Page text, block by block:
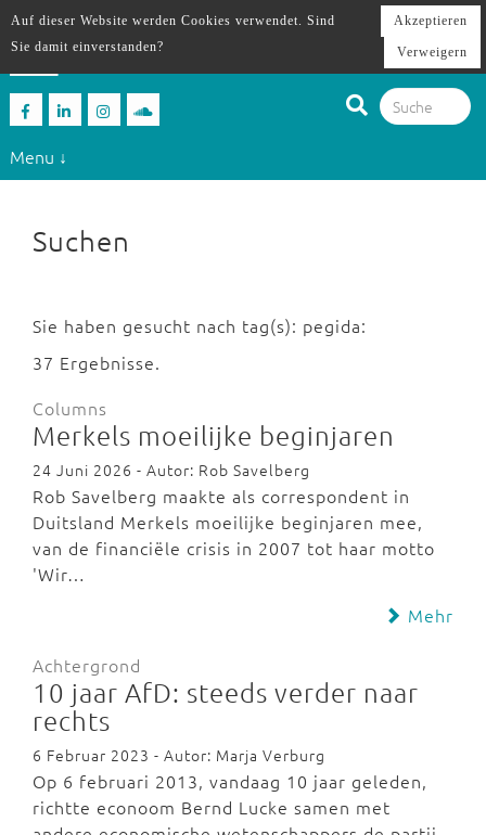
Menu ↓
Suchen
Sie haben gesucht nach tag(s): pegida:
37 Ergebnisse.
Columns
Merkels moeilijke beginjaren
24 Juni 2026 - Autor: Rob Savelberg
Rob Savelberg maakte als correspondent in
Duitsland Merkels moeilijke beginjaren mee,
van de financiële crisis in 2007 tot haar motto
'Wir…
Mehr
Achtergrond
10 jaar AfD: steeds verder naar
rechts
6 Februar 2023 - Autor: Marja Verburg
Op 6 februari 2013, vandaag 10 jaar geleden,
richtte econoom Bernd Lucke samen met
Auf dieser Website werden Cookies verwendet. Sind
Sie damit einverstanden?
Akzeptieren
Verweigern